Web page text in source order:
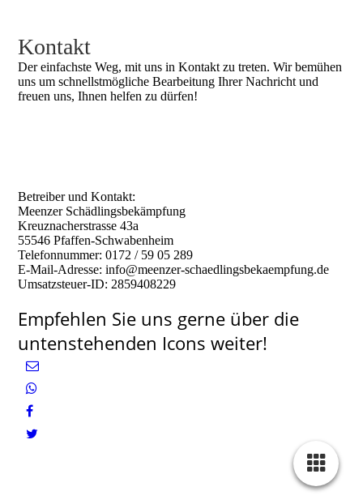
Kontakt
Der einfachste Weg, mit uns in Kontakt zu treten. Wir bemühen
uns um schnellstmögliche Bearbeitung Ihrer Nachricht und
freuen uns, Ihnen helfen zu dürfen!
Betreiber und Kontakt:
Meenzer Schädlingsbekämpfung
Kreuznacherstrasse 43a
55546 Pfaffen-Schwabenheim
Telefonnummer: 0172 / 59 05 289
E-Mail-Adresse: info@meenzer-schaedlingsbekaempfung.de
Umsatzsteuer-ID: 2859408229
Empfehlen Sie uns gerne über die
untenstehenden Icons weiter!